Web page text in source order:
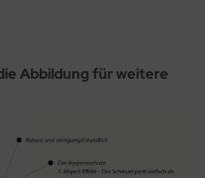
Abbildung für weitere